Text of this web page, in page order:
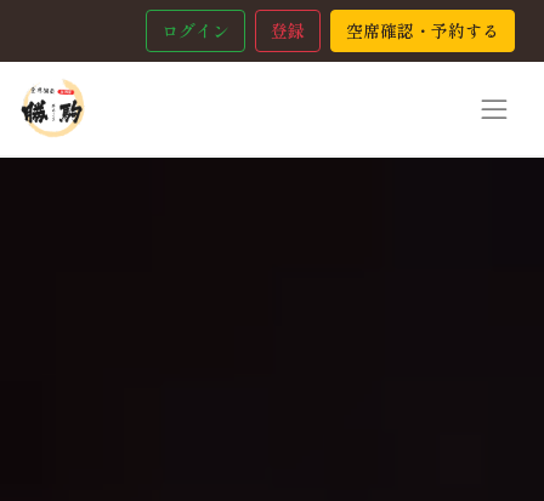
ログイン 登録 空席確認・予約する